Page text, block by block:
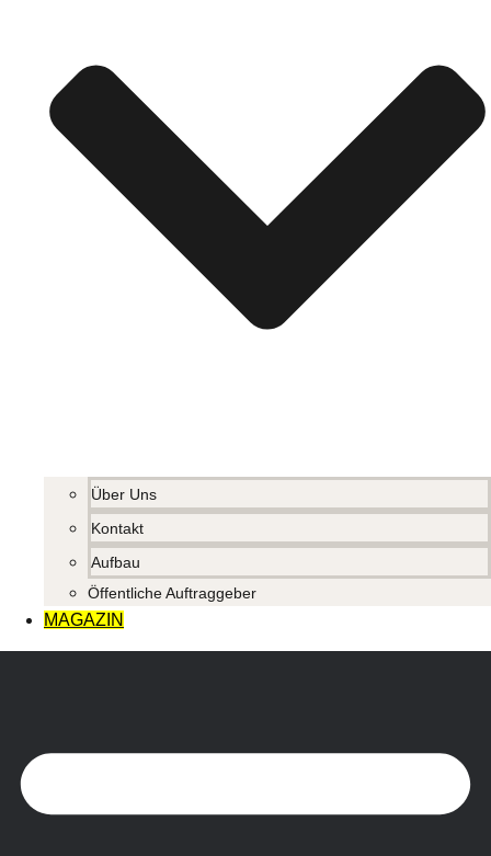
Über Uns
Kontakt
Aufbau
Öffentliche Auftraggeber
MAGAZIN